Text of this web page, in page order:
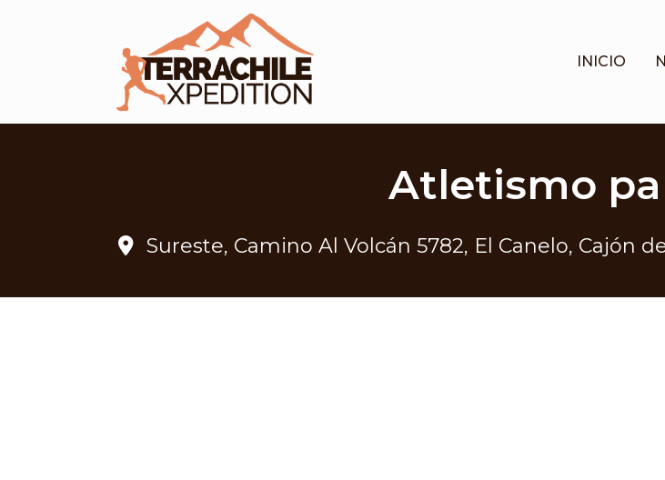
INICIO
Atletismo
Sureste, Camino Al Volcán 5782, El Canelo, Cajón